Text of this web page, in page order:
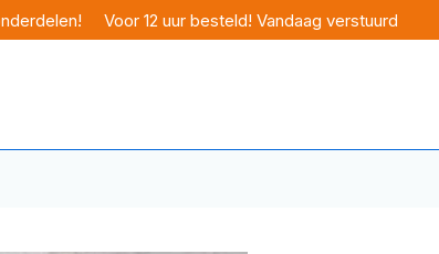
Voor 12 uur besteld! Vandaag verstuurd